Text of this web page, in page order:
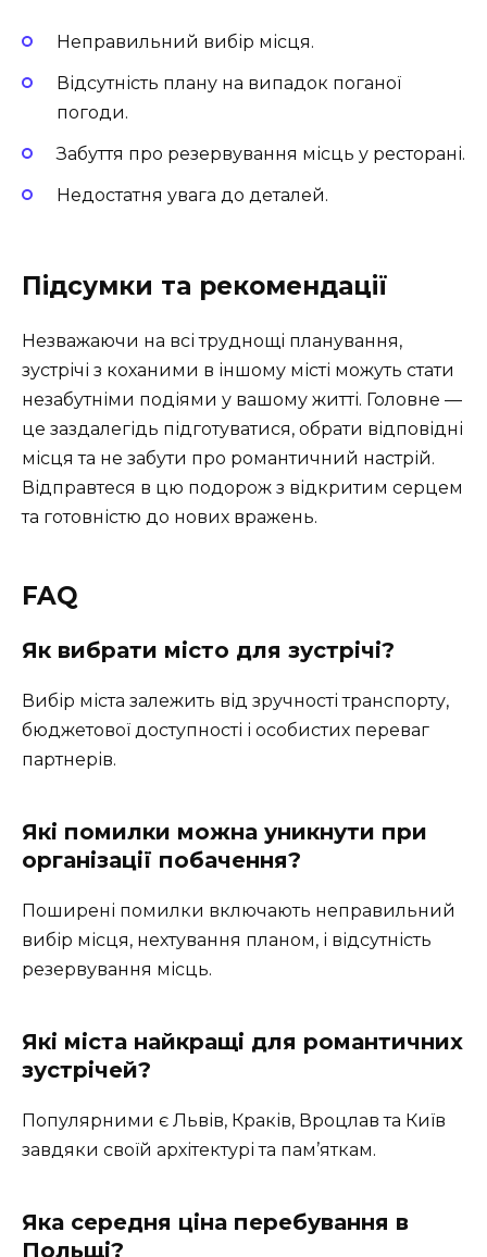
Неправильний вибір місця.
Відсутність плану на випадок поганої
погоди.
Забуття про резервування місць у ресторані.
Недостатня увага до деталей.
Підсумки та рекомендації
Незважаючи на всі труднощі планування,
зустрічі з коханими в іншому місті можуть стати
незабутніми подіями у вашому житті. Головне —
це заздалегідь підготуватися, обрати відповідні
місця та не забути про романтичний настрій.
Відправтеся в цю подорож з відкритим серцем
та готовністю до нових вражень.
FAQ
Як вибрати місто для зустрічі?
Вибір міста залежить від зручності транспорту,
бюджетової доступності і особистих переваг
партнерів.
Які помилки можна уникнути при
організації побачення?
Поширені помилки включають неправильний
вибір місця, нехтування планом, і відсутність
резервування місць.
Які міста найкращі для романтичних
зустрічей?
Популярними є Львів, Краків, Вроцлав та Київ
завдяки своїй архітектурі та пам’яткам.
Яка середня ціна перебування в
Польщі?